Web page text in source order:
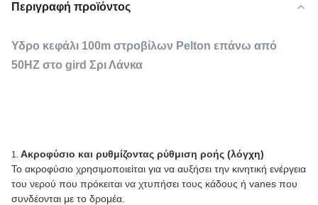
Περιγραφή προϊόντος
Υδρο κεφάλι 100m στροβίλων Pelton επάνω από
50HZ στο gird Σρι Λάνκα
1. Ακροφύσιο και ρυθμίζοντας ρύθμιση ροής (λόγχη)
Το ακροφύσιο χρησιμοποιείται για να αυξήσει την κινητική ενέργεια
του νερού που πρόκειται να χτυπήσει τους κάδους ή vanes που
συνδέονται με το δρομέα.